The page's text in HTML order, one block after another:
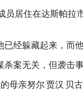
员居住在达斯帕
经躲藏起来，而
案无关，但袭击事
亲努尔·贾汉·贝